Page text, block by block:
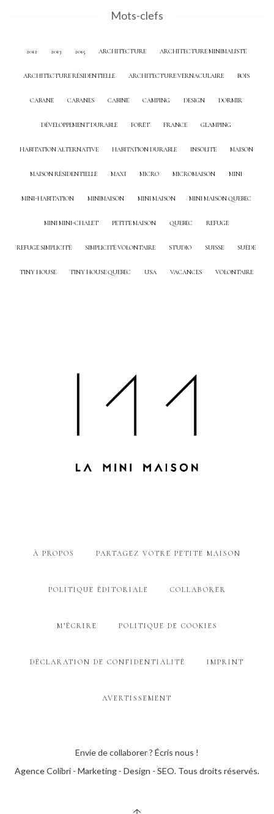
Mots-clefs
2012 2013 2015 ARCHITECTURE ARCHITECTURE MINIMALISTE
ARCHITECTURE RÉSIDENTIELLE ARCHITECTURE VERNACULAIRE BOIS
CABANE CABANES CABINE CAMPING DESIGN DORMIR
DÉVELOPPEMENT DURABLE FORÊT FRANCE GLAMPING
HABITATION ALTERNATIVE HABITATION DURABLE INSOLITE MAISON
MAISON RÉSIDENTIELLE MAXI MICRO MICROMAISON MINI
MINI-HABITATION MINIMAISON MINI MAISON MINI MAISON QUEBEC
MINI MINI-CHALET PETITE MAISON QUEBEC REFUGE
REFUGE SIMPLICITÉ SIMPLICITÉ VOLONTAIRE STUDIO SUISSE SUÈDE
TINY HOUSE TINY HOUSE QUEBEC USA VACANCES VOLONTAIRE
À PROPOS PARTAGEZ VOTRE PETITE MAISON
POLITIQUE ÉDITORIALE COLLABORER
M’ÉCRIRE POLITIQUE DE COOKIES
DÉCLARATION DE CONFIDENTIALITÉ IMPRINT
AVERTISSEMENT
Envie de collaborer ? Écris nous !
Agence Colibri - Marketing - Design - SEO. Tous droits réservés.